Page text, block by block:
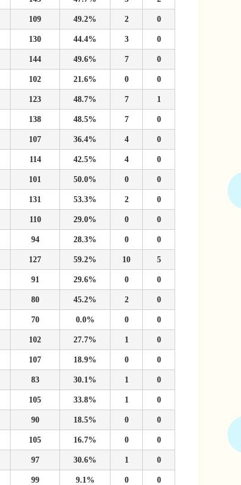
109 49.2% 2 0
130 44.4% 3 0
144 49.6% 7 0
102 21.6% 0 0
123 48.7% 7 1
138 48.5% 7 0
107 36.4% 4 0
114 42.5% 4 0
101 50.0% 0 0
131 53.3% 2 0
110 29.0% 0 0
94 28.3% 0 0
127 59.2% 10 5
91 29.6% 0 0
80 45.2% 2 0
70 0.0% 0 0
102 27.7% 1 0
107 18.9% 0 0
83 30.1% 1 0
105 33.8% 1 0
90 18.5% 0 0
105 16.7% 0 0
97 30.6% 1 0
99 9.1% 0 0